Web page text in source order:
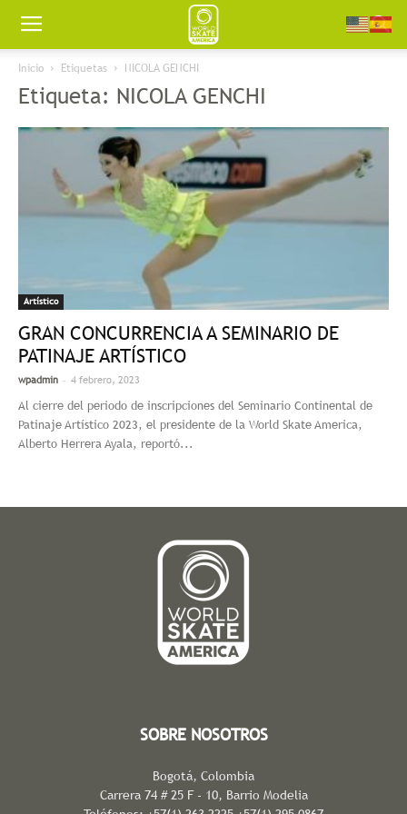
Worldskate
America
Inicio Etiquetas NICOLA GENCHI
Etiqueta: NICOLA GENCHI
Artístico
GRAN CONCURRENCIA A SEMINARIO DE
PATINAJE ARTÍSTICO
wpadmin - 4 febrero, 2023
Al cierre del periodo de inscripciones del Seminario Continental de
Patinaje Artístico 2023, el presidente de la World Skate America,
Alberto Herrera Ayala, reportó...
SOBRE NOSOTROS
Bogotá, Colombia
Carrera 74 # 25 F - 10, Barrio Modelia